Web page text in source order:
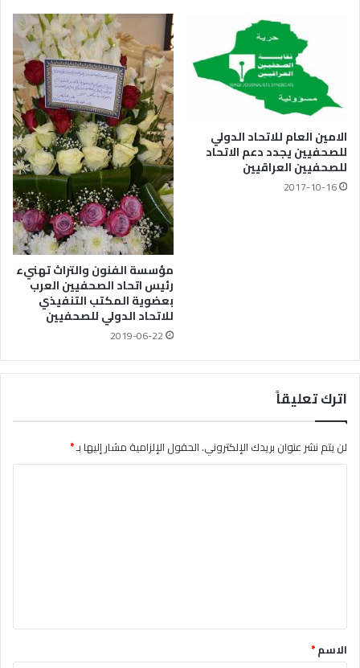
الامين العام للاتحاد الدولي
للصحفيين يجدد دعم الاتحاد
للصحفيين العراقيين
2017-10-16
مؤسسة الفنون والتراث تهنيء
رئيس اتحاد الصحفيين العرب
بعضوية المكتب التنفيذي
للاتحاد الدولي للصحفيين
2019-06-22
اترك تعليقاً
لن يتم نشر عنوان بريدك الإلكتروني.الحقول الإلزامية مشار إليها بـ*
*الاسم*